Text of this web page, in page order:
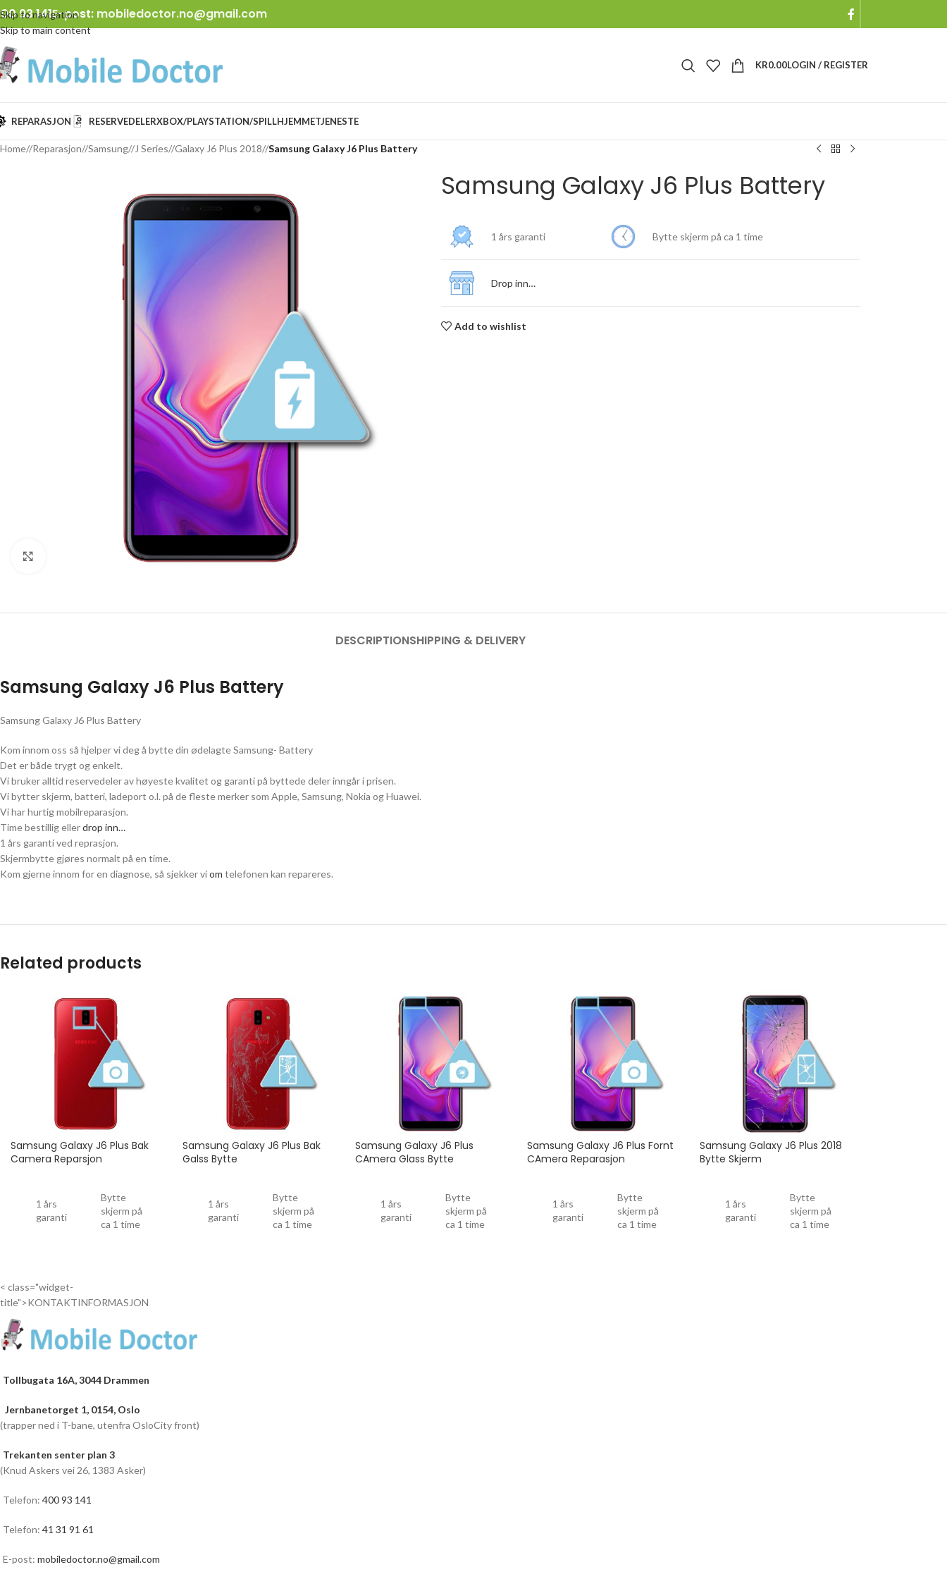
Skip to navigation
Skip to main content
93 141E-post: mobiledoctor.no@gmail.com
KR0.00LOGIN / REGISTER
REPARASJON RESERVEDELERXBOX/PLAYSTATION/SPILLHJEMMETJENESTE
Home/ Reparasjon/ Samsung/ J Series/ Galaxy J6 Plus 2018/ Samsung Galaxy J6 Plus Battery
Samsung Galaxy J6 Plus Battery
1 års garanti Bytte skjerm på ca 1 time
Drop inn…
Add to wishlist
DESCRIPTIONSHIPPING & DELIVERY
Samsung Galaxy J6 Plus Battery
Samsung Galaxy J6 Plus Battery
Kom innom oss så hjelper vi deg å bytte din ødelagte Samsung- Battery
Det er både trygt og enkelt.
Vi bruker alltid reservedeler av høyeste kvalitet og garanti på byttede deler inngår i prisen.
Vi bytter skjerm, batteri, ladeport o.l. på de fleste merker som Apple, Samsung, Nokia og Huawei.
Vi har hurtig mobilreparasjon.
Time bestillig ellerdrop inn…
1 års garanti ved reprasjon.
Skjermbytte gjøres normalt på en time.
Kom gjerne innom for en diagnose, så sjekker viom telefonen kan repareres.
Related products
Samsung Galaxy J6 Plus Bak
Camera Reparsjon
1 års
garanti
Bytte
skjerm på
ca 1 time
Samsung Galaxy J6 Plus Bak
Galss Bytte
1 års
garanti
Bytte
skjerm på
ca 1 time
Samsung Galaxy J6 Plus
CAmera Glass Bytte
1 års
garanti
Bytte
skjerm på
ca 1 time
Samsung Galaxy J6 Plus Fornt
CAmera Reparasjon
1 års
garanti
Bytte
skjerm på
ca 1 time
Samsung Galaxy J6 Plus 2018
Bytte Skjerm
1 års
garanti
Bytte
skjerm på
ca 1 time
< class="widget-
title">KONTAKTINFORMASJON
Tollbugata 16A, 3044 Drammen
Jernbanetorget 1, 0154, Oslo
(trapper ned i T-bane, utenfra OsloCity front)
Trekanten senter plan 3
(Knud Askers vei 26, 1383 Asker)
Telefon: 400 93 141
Telefon: 41 31 91 61
E-post: mobiledoctor.no@gmail.com